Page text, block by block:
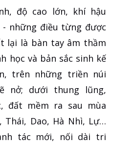
độ cao lớn, khí hậu
những điều từng được
lại là bàn tay âm thầm
học và bản sắc sinh kế
trên những triền núi
nở; dưới thung lũng,
đất mềm ra sau mùa
Thái, Dao, Hà Nhì, Lự…
tác mới, nối dài tri